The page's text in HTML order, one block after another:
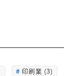
印刷業 (3)